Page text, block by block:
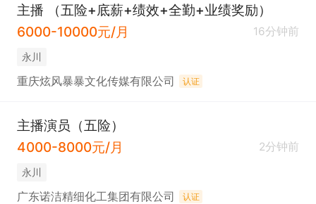
主播 （五险+底薪+绩效+全勤+业绩奖励）
6000-10000元/月
16分钟前
永川
重庆炫风暴暴文化传媒有限公司 认证
主播演员（五险）
4000-8000元/月
2分钟前
永川
广东诺洁精细化工集团有限公司 认证